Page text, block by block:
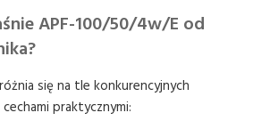
APF-100/50/4w/E od
się na tle konkurencyjnych
praktycznymi: